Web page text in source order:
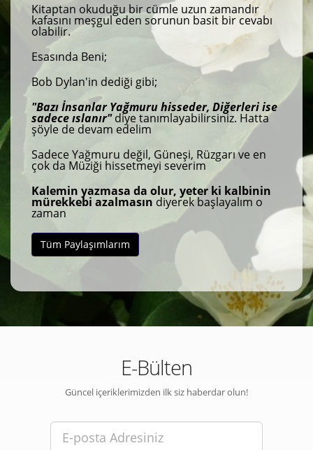
Kitaptan okuduğu bir cümle uzun zamandır
kafasını meşgul eden sorunun basit bir cevabı
olabilir.
Esasında Beni;
Bob Dylan'in dediği gibi;
"Bazı İnsanlar Yağmuru hisseder, Diğerleri ise
sadece ıslanır"diye tanımlayabilirsiniz. Hatta
şöyle de devam edelim
Sadece Yağmuru değil, Güneşi, Rüzgarı ve en
çok da Müziği hissetmeyi severim
Kalemin yazmasa da olur, yeter ki kalbinin
mürekkebi azalmasın diyerek başlayalım o
zaman
Tüm Paylaşımlarım
E-Bülten
Güncel içeriklerimizden ilk siz haberdar olun!